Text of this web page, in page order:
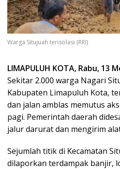
Warga Situjuah terisolasi (RRI)
LIMAPULUH KOTA, Rabu, 13
Sekitar 2.000 warga Nagari
Kabupaten Limapuluh Kota,
dan jalan amblas memutus
pagi. Pemerintah daerah
jalur darurat dan mengirim
Sejumlah titik di Kecamatan
dilaporkan terdampak banjir,